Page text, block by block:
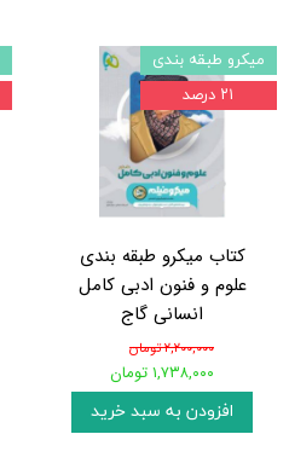
کتاب میکرو طبقه بندی
علوم و فنون ادبی کامل
انسانی گاج
۲,۲۰۰,۰۰۰ تومان
۱,۷۳۸,۰۰۰ تومان
افزودن به سبد خرید
میکرو طبقه بندی
۲۱ درصد